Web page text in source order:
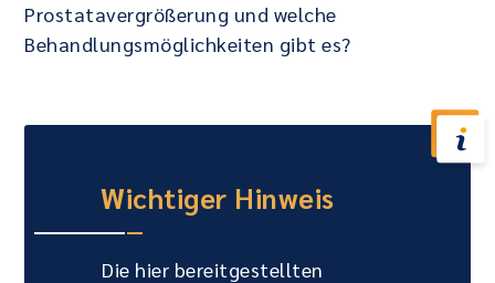
Prostatavergrößerung und welche
Behandlungsmöglichkeiten gibt es?
Wichtiger Hinweis
Die hier bereitgestellten